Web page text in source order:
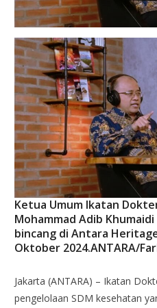
Ketua Umum Ikatan
Mohammad Adib
bincang di Antara
Oktober 2024.ANTARA/
Jakarta (ANTARA) – Ikatan
pengelolaan SDM kesehatan